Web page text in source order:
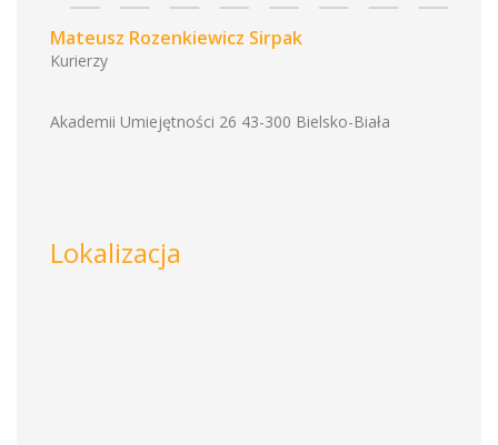
Mateusz Rozenkiewicz Sirpak
Kurierzy
Akademii Umiejętności 26 43-300 Bielsko-Biała
Lokalizacja